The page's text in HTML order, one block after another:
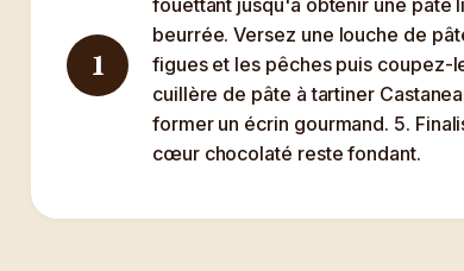
1
fouettant jusqu'à obtenir une pâte
beurrée. Versez une louche de
figues et les pêches puis coupez-
cuillère de pâte à tartiner
former un écrin gourmand. 5.
cœur chocolaté reste fondant.